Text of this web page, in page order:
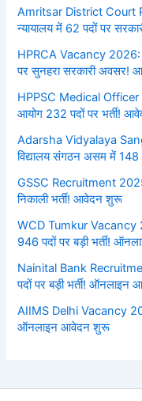
Amritsar District Court
न्यायालय में 62 पदों पर
HPRCA Vacancy 2026:
पर सुनहरा सरकारी अवसर!
HPPSC Medical Officer
आयोग 232 पदों पर भर्ती!
Adarsha Vidyalaya
विद्यालय संगठन असम में 148
GSSC Recruitment
निकाली भर्ती! आवेदन शुरू
WCD Tumkur Vacancy
946 पदों पर बड़ी भर्ती!
Nainital Bank
पदों पर बड़ी भर्ती!
AIIMS Delhi Vacancy
ऑनलाइन आवेदन शुरू